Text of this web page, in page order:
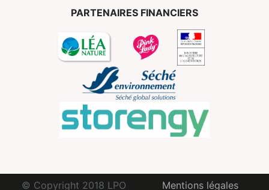
PARTENAIRES FINANCIERS
© Copyright 2018 LPO Mentions légales